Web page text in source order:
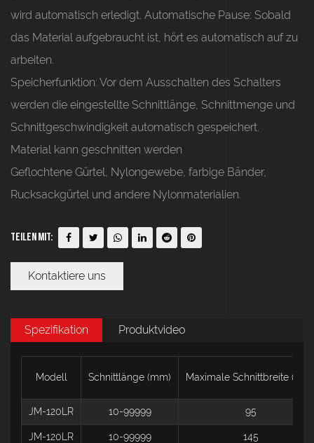
wird automatisch erledigt. Automatische Pause: Sobald
das Material aufgebraucht ist, hört es automatisch auf zu
arbeiten.
Speicherfunktion: Vor dem Ausschalten des Schalters
werden die eingestellte Schnittlänge, Schnittmenge und
Schnittgeschwindigkeit automatisch gespeichert.
Material kann geschnitten werden
Geflochtene Gürtel, Nylongewebe, farbige Bänder,
Rucksackgürtel und andere Nylonmaterialien.
Teilen mit:
Kontaktiere uns
Spezifikation Produktvideo
Modell Schnittlänge (mm) Maximale Schnittbreite
JM-120LR 10-99999 95
JM-120LR 10-99999 145